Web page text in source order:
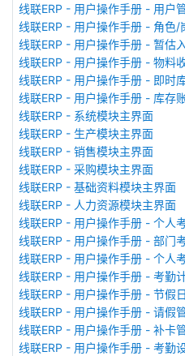
线联ERP - 用户操作手册 - 用户
线联ERP - 用户操作手册 - 角色/
线联ERP - 用户操作手册 - 暂估
线联ERP - 用户操作手册 - 物料
线联ERP - 用户操作手册 - 即时
线联ERP - 用户操作手册 - 库存
线联ERP - 系统模块主界面
线联ERP - 生产模块主界面
线联ERP - 销售模块主界面
线联ERP - 采购模块主界面
线联ERP - 基础资料模块主界面
线联ERP - 人力资源模块主界面
线联ERP - 用户操作手册 - 个人
线联ERP - 用户操作手册 - 部门
线联ERP - 用户操作手册 - 个人
线联ERP - 用户操作手册 - 考勤
线联ERP - 用户操作手册 - 节假
线联ERP - 用户操作手册 - 请假
线联ERP - 用户操作手册 - 补卡
线联ERP - 用户操作手册 - 考勤